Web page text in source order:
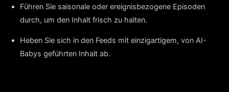
Führen Sie saisonale oder ereignisbezogene Episoden
durch, um den Inhalt frisch zu halten.
Heben Sie sich in den Feeds mit einzigartigem, von AI-
Babys geführten Inhalt ab.